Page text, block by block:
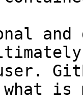
and
what